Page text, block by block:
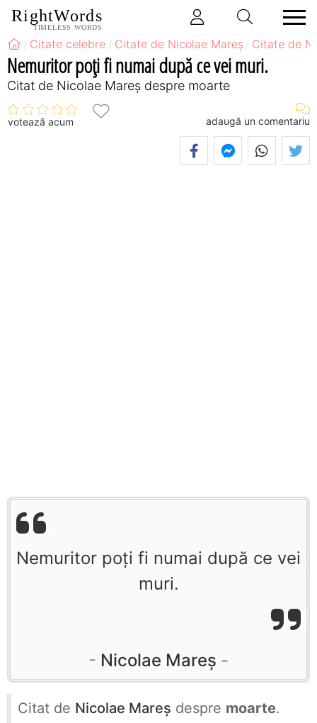
RightWords
TIMELESS WORDS
Citate celebre Citate de Nicolae Mareș Citate de
Nemuritor poți fi numai după ce vei muri.
Citat de Nicolae Mareș despre moarte
votează acum adaugă un comentariu
Nemuritor poți fi numai după ce vei
muri.
Nicolae Mareș
Citat de Nicolae Mareș despre moarte.